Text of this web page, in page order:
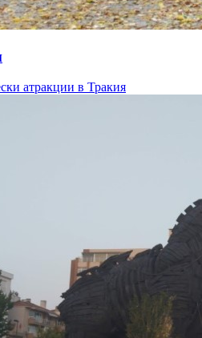
атракции в Тракия